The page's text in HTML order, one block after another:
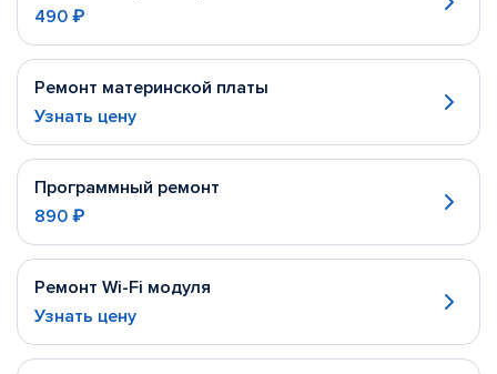
490 ₽
Ремонт материнской платы
Узнать цену
Программный ремонт
890 ₽
Ремонт Wi-Fi модуля
Узнать цену